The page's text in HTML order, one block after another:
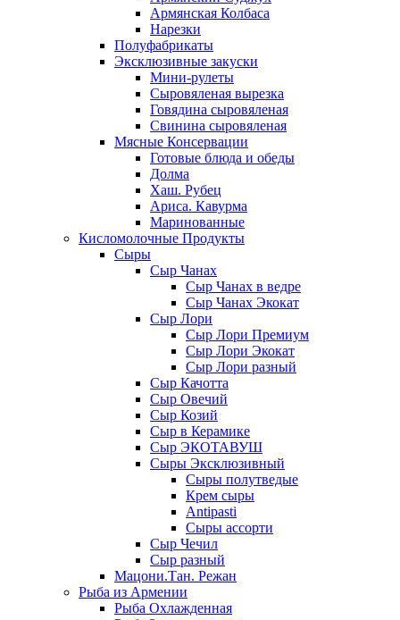
Армянская Колбаса
Нарезки
Полуфабрикаты
Эксклюзивные закуски
Мини-рулеты
Сыровяленая вырезка
Говядина сыровяленая
Свинина сыровяленая
Мясные Консервации
Готовые блюда и обеды
Долма
Хаш. Рубец
Ариса. Кавурма
Маринованные
Кисломолочные Продукты
Сыры
Сыр Чанах
Сыр Чанах в ведре
Сыр Чанах Экокат
Сыр Лори
Сыр Лори Премиум
Сыр Лори Экокат
Сыр Лори разный
Сыр Качотта
Сыр Овечий
Сыр Козий
Сыр в Керамике
Сыр ЭКОТАВУШ
Сыры Эксклюзивный
Сыры полутведые
Крем сыры
Antipasti
Сыры ассорти
Сыр Чечил
Сыр разный
Мацони.Тан. Режан
Рыба из Армении
Рыба Охлажденная